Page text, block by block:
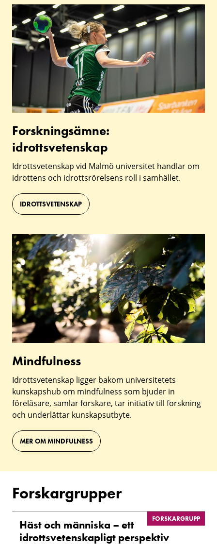
forskningsämnet
Forskningsämne:
idrottsvetenskap
Forskningsämne:
idrottsvetenskap
Idrottsvetenskap vid Malmö universitet handlar om
idrottens och idrottsrörelsens roll i samhället.
IDROTTSVETENSKAP
Mindfulness
Mindfulness
Idrottsvetenskap ligger bakom universitetets
kunskapshub om mindfulness som bjuder in
föreläsare, samlar forskare, tar initiativ till forskning
och underlättar kunskapsutbyte.
MER OM MINDFULNESS
Forskargrupper
FORSKARGRUPP
Häst och människa – ett
idrottsvetenskapligt perspektiv